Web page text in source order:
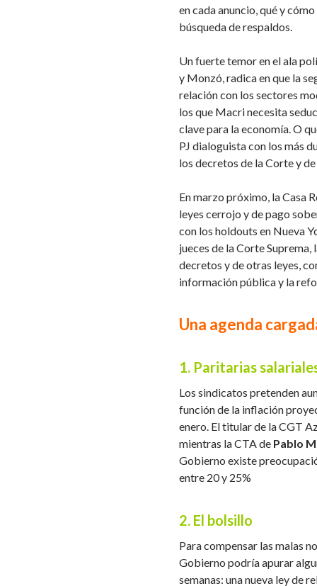
en cada anuncio, qué y
búsqueda de respaldos.
Un fuerte temor en el ala
y Monzó, radica en que la
relación con los sectores
los que Macri necesita
clave para la economía. O
PJ dialoguista con los más
los decretos de la Corte y
En marzo próximo, la Casa
leyes cerrojo y de pago
con los holdouts en Nueva
jueces de la Corte
decretos y de otras leyes,
información pública y la
Una agenda
1. Paritarias
Los sindicatos pretenden
función de la inflación
enero. El titular de la CGT
mientras la CTA de Pablo
Gobierno existe
entre 20 y 25%
2. El bolsillo
Para compensar las malas
Gobierno podría apurar
semanas: una nueva ley de